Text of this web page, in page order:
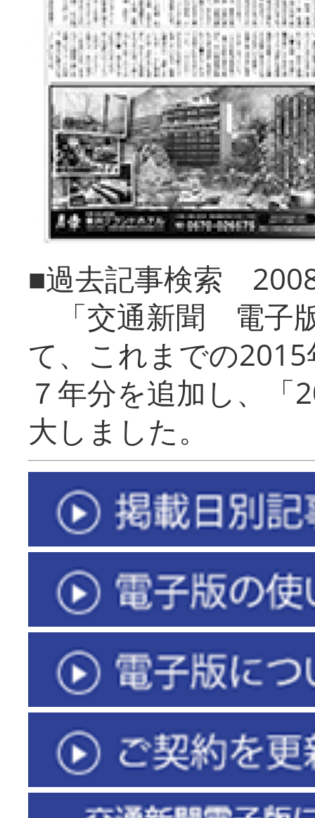
■過去記事検索
「交通新聞 電子
て、これまでの
７年分を追加し、「
大しまし